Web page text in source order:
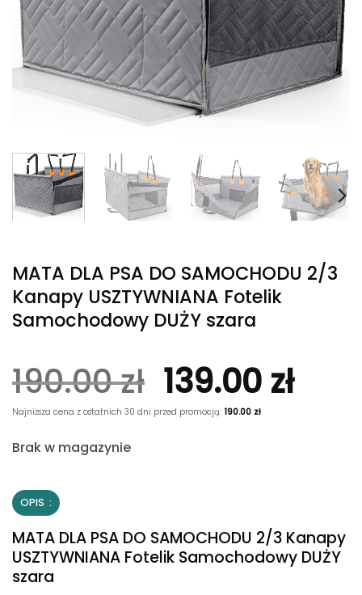
MATA DLA PSA DO SAMOCHODU 2/3
Kanapy USZTYWNIANA Fotelik
Samochodowy DUŻY szara
190.00zł Pierwotna
cena
139.00 zł
Najniższa cena z ostatnich 30 dni przed promocją: 190.00 zł
Brak w magazynie
OPIS
MATA DLA PSA DO SAMOCHODU 2/3 Kanapy
USZTYWNIANA Fotelik Samochodowy DUŻY
szara